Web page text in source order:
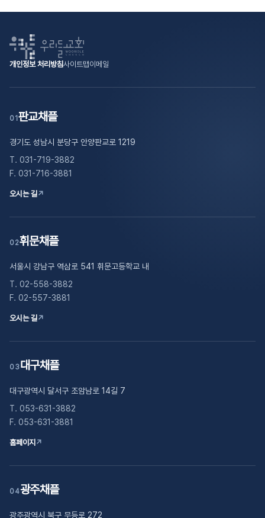
개인정보 처리방침사이트맵이메일
01 판교채플
경기도 성남시 분당구 안양판교로 1219
T. 031-719-3882
F. 031-716-3881
오시는 길↗
02휘문채플
서울시 강남구 역삼로 541 휘문고등학교 내
T. 02-558-3882
F. 02-557-3881
오시는 길↗
03대구채플
대구광역시 달서구 조암남로 14길 7
T. 053-631-3882
F. 053-631-3881
홈페이지 ↗
04광주채플
광주광역시 북구 무등로 272